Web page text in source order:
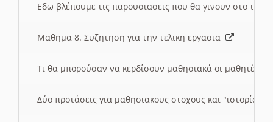
Εδω βλέπουμε τις παρουσιασεις που θα γινουν στο
Μαθημα 8. Συζητηση για την τελικη εργασια
Τι θα μπορούσαν να κερδίσουν μαθησιακά οι μαθητές/
Δύο προτάσεις για μαθησιακους στοχους και "ιστορία"